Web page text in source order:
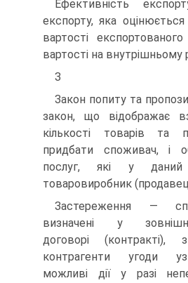
Ефективність
експорту, яка
вартості
вартості на внутрішньому
З
Закон попиту та
закон, що відображає
кількості товарів та
придбати споживач, і
послуг, які у
товаровиробник
Застереження —
визначені у
договорі
контрагенти угоди
можливі дії у разі